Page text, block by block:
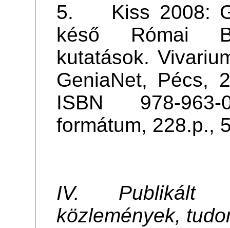
5. Kiss 2008:
késő Római
kutatások.
GeniaNet, Pécs,
ISBN 978-
formátum, 228.p.,
IV. Publikált
közlemények,